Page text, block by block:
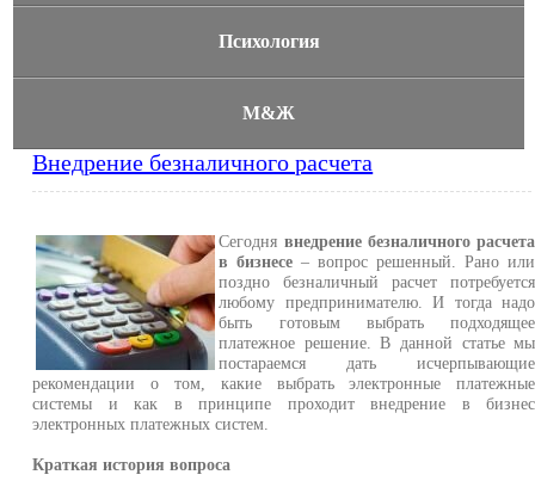
Психология
М&Ж
Внедрение безналичного расчета
Сегодня внедрение безналичного расчета
в бизнесе – вопрос решенный. Рано или
поздно безналичный расчет потребуется
любому предпринимателю. И тогда надо
быть готовым выбрать подходящее
платежное решение. В данной статье мы
постараемся дать исчерпывающие
рекомендации о том, какие выбрать электронные платежные
системы и как в принципе проходит внедрение в бизнес
электронных платежных систем.
Краткая история вопроса